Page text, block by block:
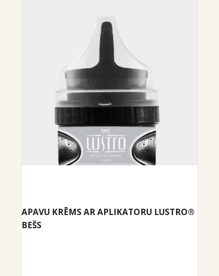
APAVU KRĒMS AR APLIKATORU LUSTRO®
BEŠS